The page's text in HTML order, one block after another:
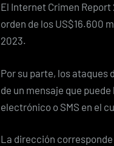
El Internet Crimen
orden de los US$16.600
2023.
Por su parte, los ataques
de un mensaje que
electrónico o SMS en el
La dirección